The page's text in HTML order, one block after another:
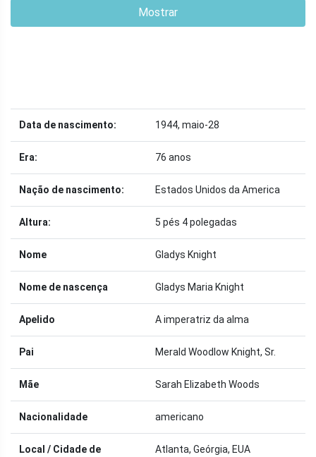
Mostrar
Data de nascimento: 1944, maio-28
Era: 76 anos
Nação de nascimento: Estados Unidos da America
Altura: 5 pés 4 polegadas
Nome Gladys Knight
Nome de nascença Gladys Maria Knight
Apelido A imperatriz da alma
Pai Merald Woodlow Knight, Sr.
Mãe Sarah Elizabeth Woods
Nacionalidade americano
Local / Cidade de
Atlanta, Geórgia, EUA